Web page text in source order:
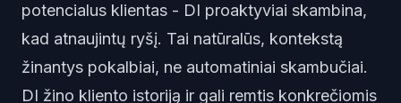
potencialus klientas - DI proaktyviai skambina,
kad atnaujintų ryšį. Tai natūralūs, kontekstą
žinantys pokalbiai, ne automatiniai skambučiai.
DI žino kliento istoriją ir gali remtis konkrečiomis